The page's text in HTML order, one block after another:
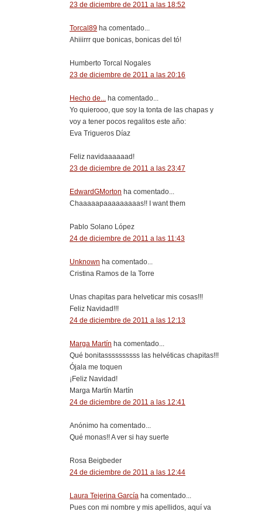
23 de diciembre de 2011 a las 18:52
Torcal89 ha comentado...
Ahiiirrr que bonicas, bonicas del tó!
Humberto Torcal Nogales
23 de diciembre de 2011 a las 20:16
Hecho de... ha comentado...
Yo quierooo, que soy la tonta de las chapas y
voy a tener pocos regalitos este año:
Eva Trigueros Díaz
Feliz navidaaaaaad!
23 de diciembre de 2011 a las 23:47
EdwardGMorton ha comentado...
Chaaaaapaaaaaaaaas!! I want them
Pablo Solano López
24 de diciembre de 2011 a las 11:43
Unknown ha comentado...
Cristina Ramos de la Torre
Unas chapitas para helveticar mis cosas!!!
Feliz Navidad!!!
24 de diciembre de 2011 a las 12:13
Marga Martín ha comentado...
Qué bonitassssssssss las helvéticas chapitas!!!
Ójala me toquen
¡Feliz Navidad!
Marga Martín Martín
24 de diciembre de 2011 a las 12:41
Anónimo ha comentado...
Qué monas!! A ver si hay suerte
Rosa Beigbeder
24 de diciembre de 2011 a las 12:44
Laura Tejerina García ha comentado...
Pues con mi nombre y mis apellidos, aquí va